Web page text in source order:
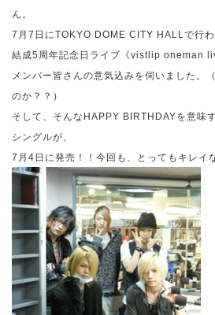
ん。
7 月 7 日にTOKYO DOME CITY HALL で行わ
結成5 周年記念日ライブ《vistlip oneman
メンバー皆さんの意気込みを伺いました。
のか？？）
そして、そんな HAPPY BIRTHDAYを意味
シングルが、
7 月 4 日に発売！！今回も、とってもキレイ